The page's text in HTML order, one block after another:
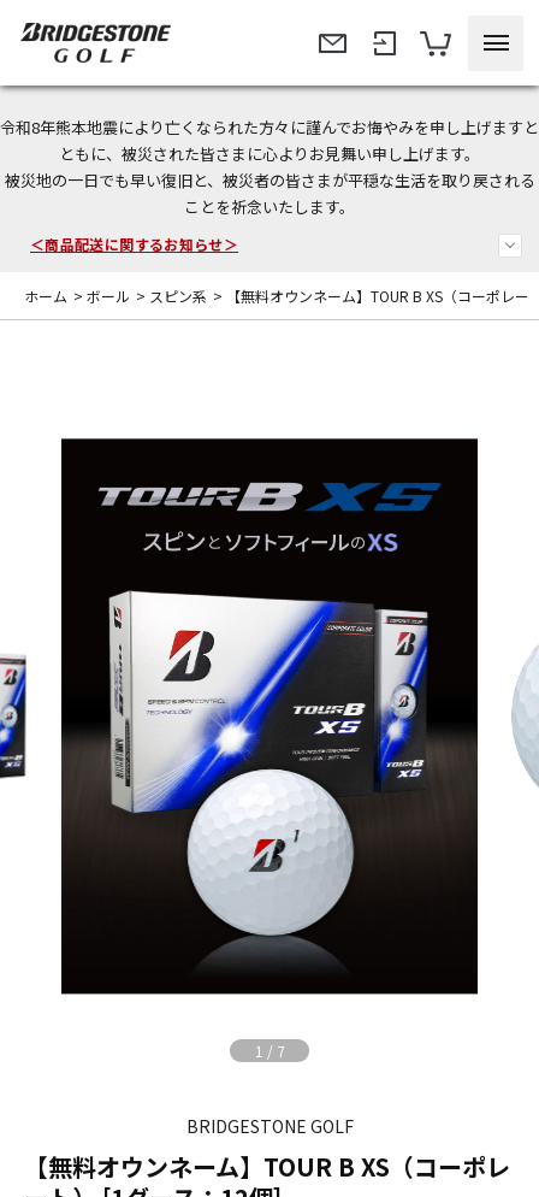
令和8年熊本地震により亡くなられた方々に謹んでお悔やみを申し上げますと
ともに、被災された皆さまに心よりお見舞い申し上げます。
被災地の一日でも早い復旧と、被災者の皆さまが平穏な生活を取り戻される
ことを祈念いたします。
今なら新規会員登録で1,000円OFFクーポンプレゼント！
＜商品配送に関するお知らせ＞
＜夏季休暇中のご注文・発送・お問い合わせ＞
ホーム > ボール > スピン系 > 【無料オウンネーム】TOUR B XS（コーポレ
1 / 7
BRIDGESTONE GOLF
【無料オウンネーム】TOUR B XS（コーポレ